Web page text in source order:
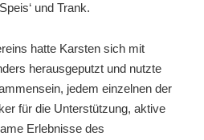
und Trank.
hatte Karsten sich mit
herausgeputzt und nutzte
jedem einzelnen der
für die Unterstützung, aktive
Erlebnisse des